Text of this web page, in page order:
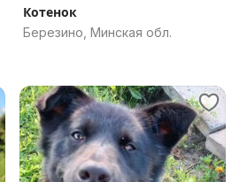
Котенок
Березино, Минская обл.